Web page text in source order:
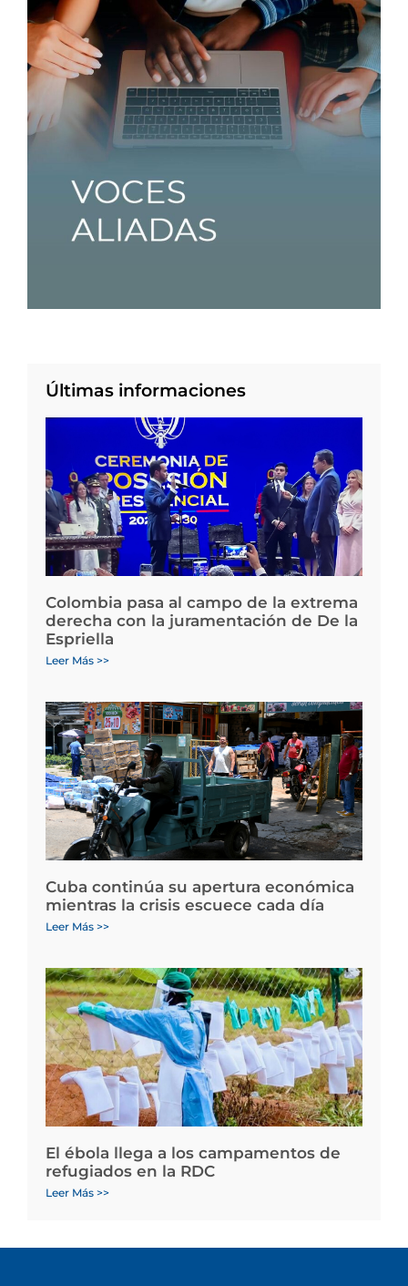
Últimas informaciones
Colombia pasa al campo de la extrema
derecha con la juramentación de De la
Espriella
Leer Más >>
Cuba continúa su apertura económica
mientras la crisis escuece cada día
Leer Más >>
El ébola llega a los campamentos de
refugiados en la RDC
Leer Más >>